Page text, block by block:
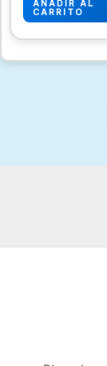
AÑADIR AL
CARRITO